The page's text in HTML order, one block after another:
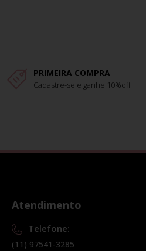
PRIMEIRA COMPRA
Cadastre-se e ganhe 10%off
Atendimento
Telefone:
(11) 97541-3285